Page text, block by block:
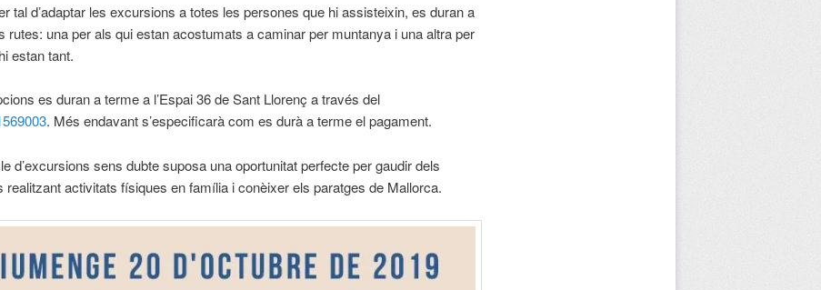
tal d’adaptar les excursions a totes les persones que hi assisteixin, es duran a
rutes: una per als qui estan acostumats a caminar per muntanya i una altra per
estan tant.
es duran a terme a l’Espai 36 de Sant Llorenç a través del
. Més endavant s’especificarà com es durà a terme el pagament.
d’excursions sens dubte suposa una oportunitat perfecte per gaudir dels
realitzant activitats físiques en família i conèixer els paratges de Mallorca.